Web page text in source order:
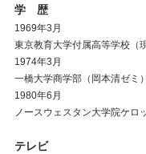
学 歴
1969年3月
東京教育大学付属高等学校（
1974年3月
一橋大学商学部（岡本清ゼミ
1980年6月
ノースウェスタン大学院ケロ
テレビ